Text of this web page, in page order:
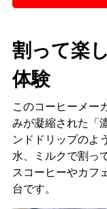
割って楽
体験
このコーヒーメー
みが凝縮された「
ンドドリップのよ
水、ミルクで割っ
スコーヒーやカフ
台です。